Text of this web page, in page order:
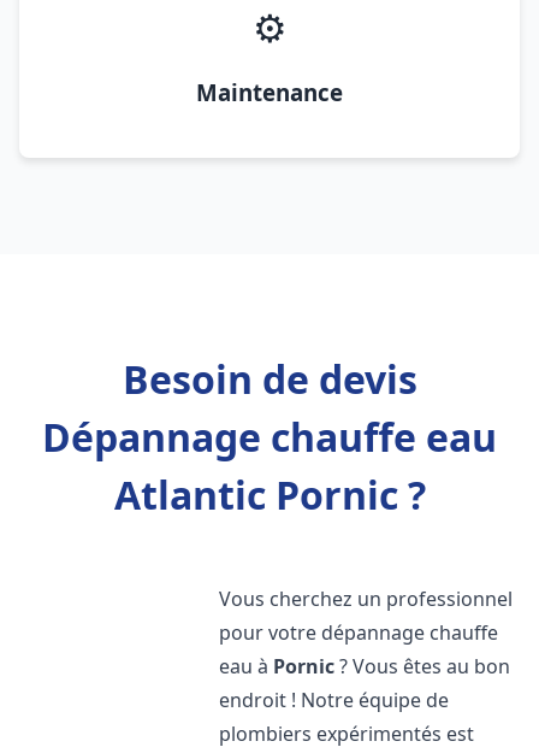
⚙️
Maintenance
Besoin de devis
Dépannage chauffe eau
Atlantic Pornic ?
Vous cherchez un professionnel
pour votre dépannage chauffe
eau à Pornic? Vous êtes au bon
endroit ! Notre équipe de
plombiers expérimentés est